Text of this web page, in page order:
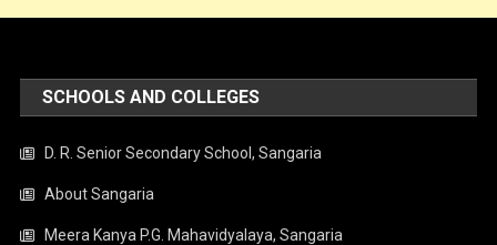
SCHOOLS AND COLLEGES
D. R. Senior Secondary School, Sangaria
About Sangaria
Meera Kanya P.G. Mahavidyalaya, Sangaria